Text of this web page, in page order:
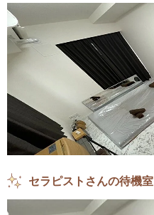
セラピストさんの待機室